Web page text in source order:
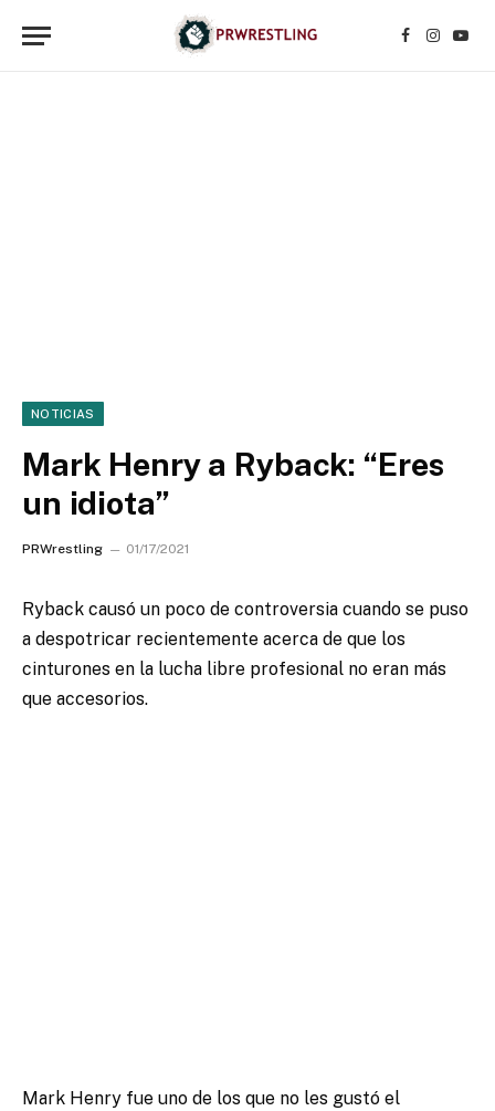
Facebook
NOTICIAS
Mark Henry a Ryback: “Eres
un idiota”
PRWrestling 01/17/2021
Ryback causó un poco de controversia cuando se puso
a despotricar recientemente acerca de que los
cinturones en la lucha libre profesional no eran más
que accesorios.
Mark Henry fue uno de los que no les gustó el